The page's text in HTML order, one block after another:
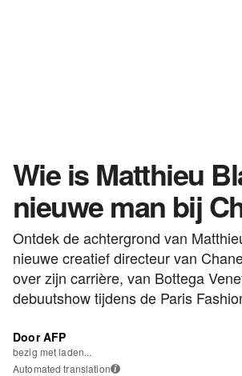
Wie is Matthieu
nieuwe man bij
Ontdek de achtergrond van
nieuwe creatief directeur van
over zijn carrière, van Bottega
debuutshow tijdens de Paris
Door AFP
bezig met laden...
Automated translation i